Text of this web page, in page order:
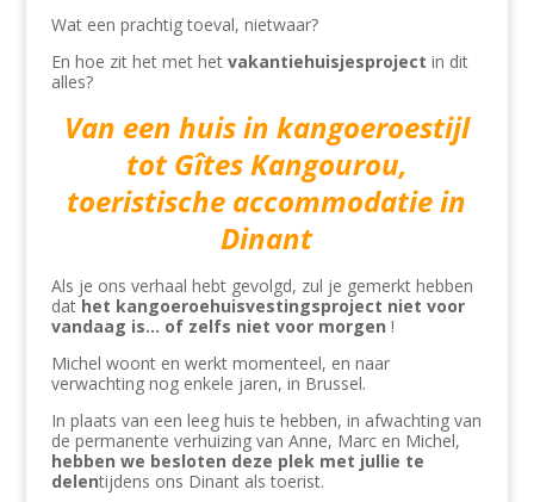
Wat een prachtig toeval, nietwaar?
En hoe zit het met het vakantiehuisjesproject in dit
alles?
Van een huis in kangoeroestijl
tot Gîtes Kangourou,
toeristische accommodatie in
Dinant
Als je ons verhaal hebt gevolgd, zul je gemerkt hebben
dat het kangoeroehuisvestingsproject niet voor
vandaag is... of zelfs niet voor morgen !
Michel woont en werkt momenteel, en naar
verwachting nog enkele jaren, in Brussel.
In plaats van een leeg huis te hebben, in afwachting van
de permanente verhuizing van Anne, Marc en Michel,
hebben we besloten deze plek met jullie te
delentijdens ons Dinant als toerist.